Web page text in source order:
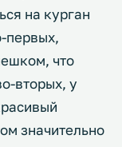
на курган
первых,
что
вторых, у
значительно